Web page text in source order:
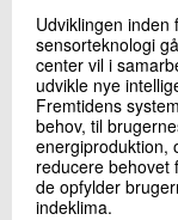
Udviklingen
sensorteknologi
center vil i
udvikle nye
Fremtidens
behov, til
energiproduktion,
reducere
de opfylder
indeklima.